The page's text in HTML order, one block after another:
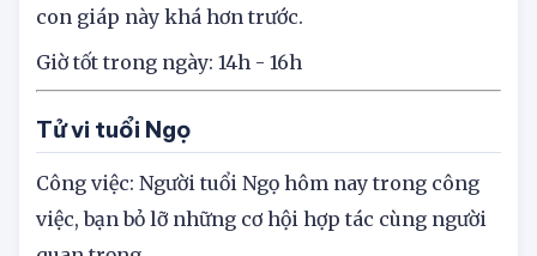
Tài chính: Thực Thần trợ mệnh nên tài lộc của
con giáp này khá hơn trước.
Giờ tốt trong ngày: 14h - 16h
Tử vi tuổi Ngọ
Công việc: Người tuổi Ngọ hôm nay trong công